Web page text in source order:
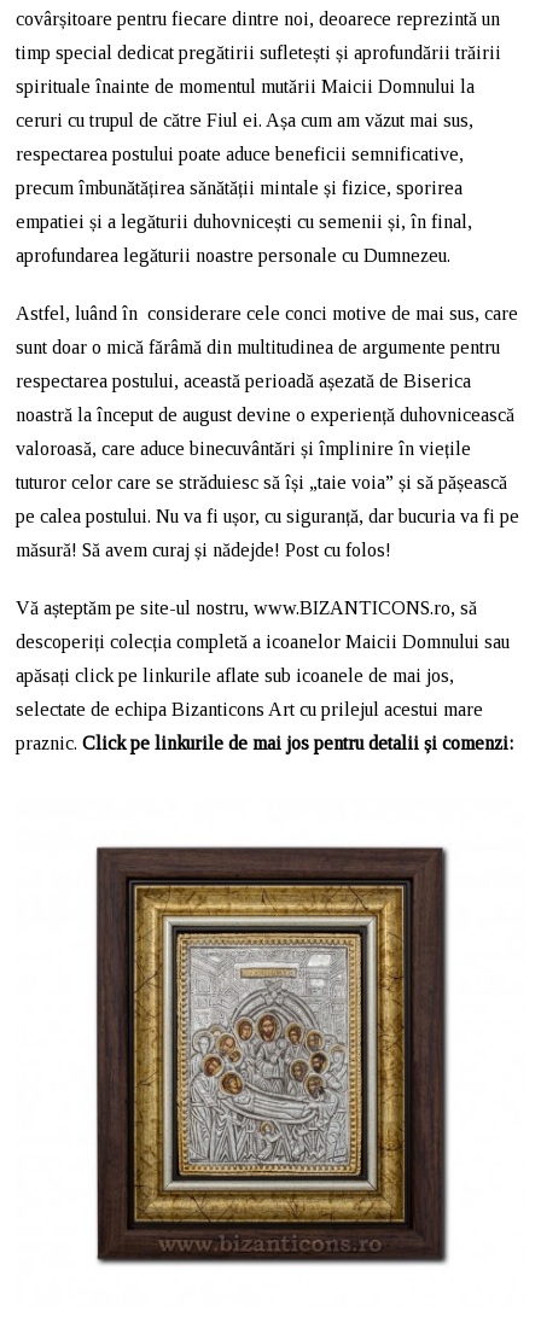
covârșitoare pentru fiecare dintre noi, deoarece reprezintă un
timp special dedicat pregătirii sufletești și aprofundării trăirii
spirituale înainte de momentul mutării Maicii Domnului la
ceruri cu trupul de către Fiul ei. Așa cum am văzut mai sus,
respectarea postului poate aduce beneficii semnificative,
precum îmbunătățirea sănătății mintale și fizice, sporirea
empatiei și a legăturii duhovnicești cu semenii și, în final,
aprofundarea legăturii noastre personale cu Dumnezeu.
Astfel, luând în considerare cele conci motive de mai sus, care
sunt doar o mică fărâmă din multitudinea de argumente pentru
respectarea postului, această perioadă așezată de Biserica
noastră la început de august devine o experiență duhovnicească
valoroasă, care aduce binecuvântări și împlinire în viețile
tuturor celor care se străduiesc să își „taie voia” și să pășească
pe calea postului. Nu va fi ușor, cu siguranță, dar bucuria va fi pe
măsură! Să avem curaj și nădejde! Post cu folos!
Vă așteptăm pe site-ul nostru, www.BIZANTICONS.ro, să
descoperiți colecția completă a icoanelor Maicii Domnului sau
apăsați click pe linkurile aflate sub icoanele de mai jos,
selectate de echipa Bizanticons Art cu prilejul acestui mare
praznic.Click pe linkurile de mai jos pentru detalii și comenzi: